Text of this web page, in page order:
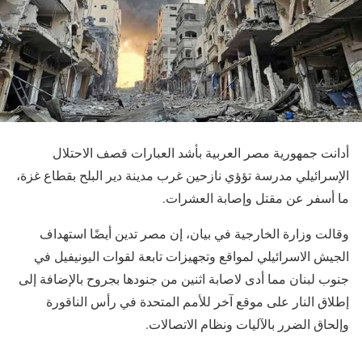
أدانت جمهورية مصر العربية بأشد العبارات قصف الاحتلال
الإسرائيلي مدرسة تؤؤي نازحين غرب مدينة دير البلح بقطاع غزة،
ما أسفر عن مقتل وإصابة العشرات.
وقالت وزارة الخارجية في بيان، إن مصر تدين أيضًا استهداف
الجيش الاسرائيلي لمواقع وتجهيزات تابعة لقوات اليونيفيل في
جنوب لبنان مما أدى لاصابة اثنين من جنودها بجروح بالإضافة إلى
إطلاق النار على موقع آخر للأمم المتحدة في رأس الناقورة
وإلحاق الضرر بالآليات ونظام الاتصالات.